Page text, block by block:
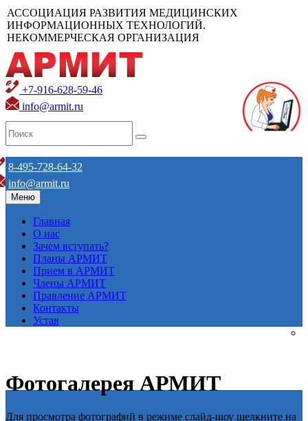
АССОЦИАЦИЯ РАЗВИТИЯ МЕДИЦИНСКИХ
ИНФОРМАЦИОННЫХ ТЕХНОЛОГИЙ.
НЕКОММЕРЧЕСКАЯ ОРГАНИЗАЦИЯ
+7-916-628-59-46
info@armit.ru
8-495-728-64-32
info@armit.ru
Меню
Главная
О нас
Зачем вступать?
Планы АРМИТ
Прием в АРМИТ
Члены АРМИТ
Правление АРМИТ
Контакты
Устав
Фотогалерея АРМИТ
Для просмотра фотографий в режиме слайд-шоу щелкните на